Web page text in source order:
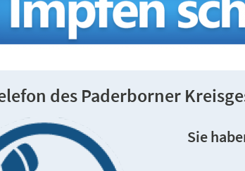
des Paderborner
Sie